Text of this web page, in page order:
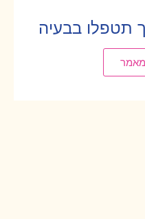
תטפלו בבעיה